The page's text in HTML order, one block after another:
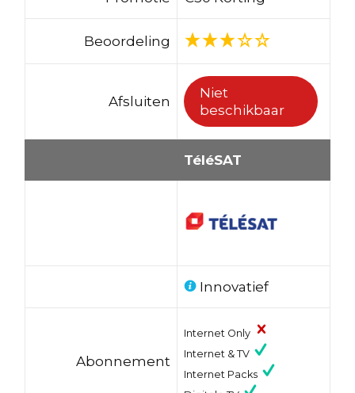
Beoordeling
Afsluiten
Niet
beschikbaar
TéléSAT
Innovatief
Abonnement
Internet Only
Internet & TV
Internet Packs